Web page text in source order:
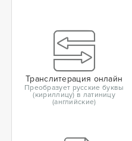
Транслитерация онлайн
Преобразует русские буквы
(кириллицу) в латиницу
(английские)